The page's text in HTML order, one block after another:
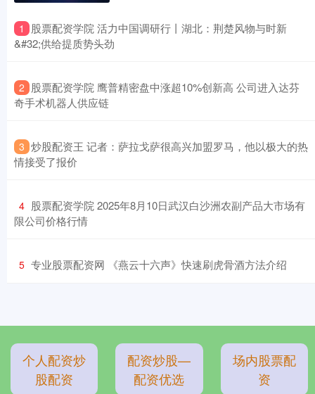
1
​股票配资学院 活力中国调研行丨湖北：荆楚风物与时新
&#32;供给提质势头劲
2 ​股票配资学院 鹰普精密盘中涨超10%创新高 公司进入达芬
奇手术机器人供应链
3 ​炒股配资王 记者：萨拉戈萨很高兴加盟罗马，他以极大的热
情接受了报价
4 ​股票配资学院 2025年8月10日武汉白沙洲农副产品大市场有
限公司价格行情
5 ​专业股票配资网 《燕云十六声》快速刷虎骨酒方法介绍
个人配资炒
股配资
配资炒股—
配资优选
场内股票配
资